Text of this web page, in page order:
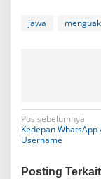
jawa menguak
N
a
v
Pos sebelumnya
Kedepan WhatsApp
Username
Posting Terkait